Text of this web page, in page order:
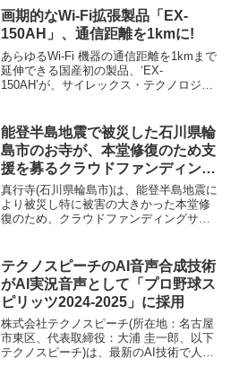
なり巡る 京都・美の音色』。京都出身の
ゆい...
画期的なWi-Fi拡張製品「EX-
150AH」、通信距離を1kmに!
あらゆるWi-Fi 機器の通信距離を1kmまで
延伸できる国産初の製品、‘EX-
150AH’が、サイレックス・テクノロジー
ス・テクノロジー株式会社通信規格：
IEEE...
能登半島地震で被災した石川県輪
島市のお寺が、本堂修復のため支
援を募るクラウドファンディング
に6月30日まで挑戦！
真行寺(石川県輪島市)は、能登半島地震に
より被災し特に被害の大きかった本堂修
復のため、クラウドファンディングサイ
30日まで実施します。クラウドファンデ
ィング...
テクノスピーチのAI音声合成技術
がAI実況音声として「プロ野球ス
ピリッツ2024-2025」に採用
株式会社テクノスピーチ(所在地：名古屋
市東区、代表取締役：大浦 圭一郎、以下
テクノスピーチ)は、最新のAI技術で人間